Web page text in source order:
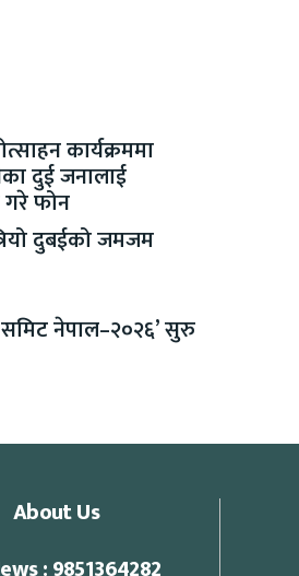
कार्यक्रममा
दुई जनालाई
गरे फोन
दुबईको जमजम
समिट नेपाल–२०२६’ सुरु
About Us